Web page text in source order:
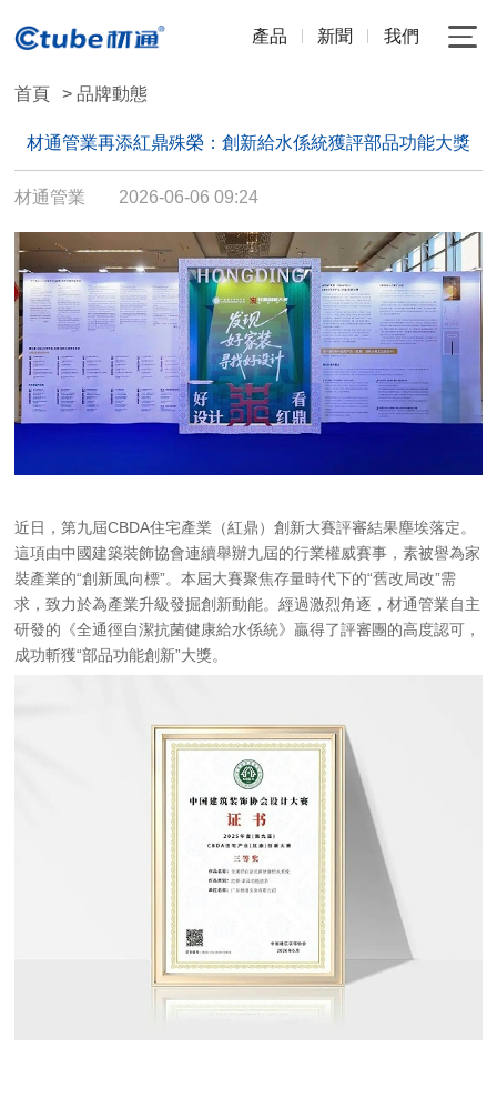
產品 新聞 我們
首頁 > 品牌動態
材通管業再添紅鼎殊榮：創新給水係統獲評部品功能大獎
材通管業 2026-06-06 09:24
近日，第九屆CBDA住宅產業（紅鼎）創新大賽評審結果塵埃落定。
這項由中國建築裝飾協會連續舉辦九屆的行業權威賽事，素被譽為家
裝產業的“創新風向標”。本屆大賽聚焦存量時代下的“舊改局改”需
求，致力於為產業升級發掘創新動能。經過激烈角逐，材通管業自主
研發的《全通徑自潔抗菌健康給水係統》贏得了評審團的高度認可，
成功斬獲“部品功能創新”大獎。